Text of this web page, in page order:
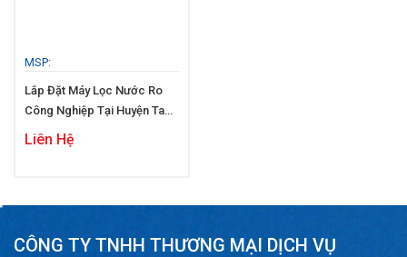
MSP:
Lắp Đặt Máy Lọc Nước Ro
Công Nghiệp Tại Huyện Tam
Bình
Liên Hệ
CÔNG TY TNHH THƯƠNG MẠI DỊCH VỤ